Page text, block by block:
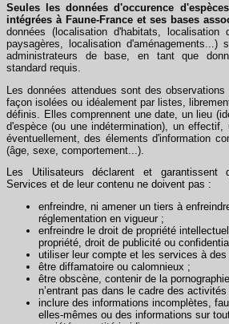
Seules les données d'occurence
intégrées à Faune-France et ses bases
données (localisation d'habitats, localisation
paysagères, localisation d'aménagements...)
administrateurs de base, en tant que
standard requis.
Les données attendues sont des
façon isolées ou idéalement par listes,
définis. Elles comprennent une date, un lieu
d'espèce (ou une indétermination), un effectif,
éventuellement, des élements d'information
(âge, sexe, comportement...).
Les Utilisateurs déclarent et garantissent
Services et de leur contenu ne doivent pas :
enfreindre, ni amener un tiers à
réglementation en vigueur ;
enfreindre le droit de propriété
propriété, droit de publicité ou
utiliser leur compte et les services à
être diffamatoire ou calomnieux ;
être obscène, contenir de la
n’entrant pas dans le cadre des
inclure des informations incomplètes,
elles-mêmes ou des informations sur